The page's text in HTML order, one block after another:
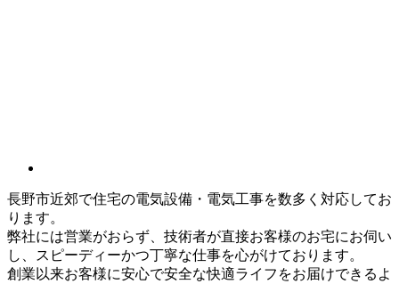
長野市近郊で住宅の電気設備・電気工事を数多く対応してお
ります。
弊社には営業がおらず、技術者が直接お客様のお宅にお伺い
し、スピーディーかつ丁寧な仕事を心がけております。
創業以来お客様に安心で安全な快適ライフをお届けできるよ